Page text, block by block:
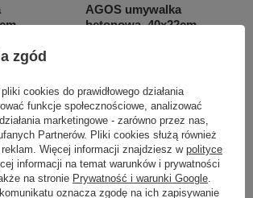
AGOS umywalka
betonowa, 40x22cm,
zgód
cookies do prawidłowego działania
funkcje społecznościowe, analizować
marketingowe - zarówno przez nas,
Partnerów. Pliki cookies służą również
Więcej informacji znajdziesz w polityce
informacji na temat warunków i prywatności
na stronie Prywatność i warunki Google
oznacza zgodę na ich zapisywanie